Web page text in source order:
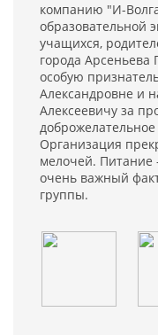
компанию "И-
образовательной
учащихся,
города
особую
Александровне и
Алексеевичу за
Организация
мелочей. Питание
очень важный
группы.